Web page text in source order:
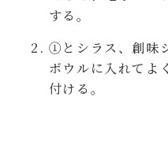
ホットプレート
ハコネーゼ ボロネー
ハコネーゼ ポルチーニ
する。
①とシラス、創味
ボウルに入れてよ
付ける。